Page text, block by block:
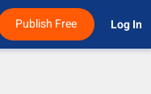
Publish Free Log In